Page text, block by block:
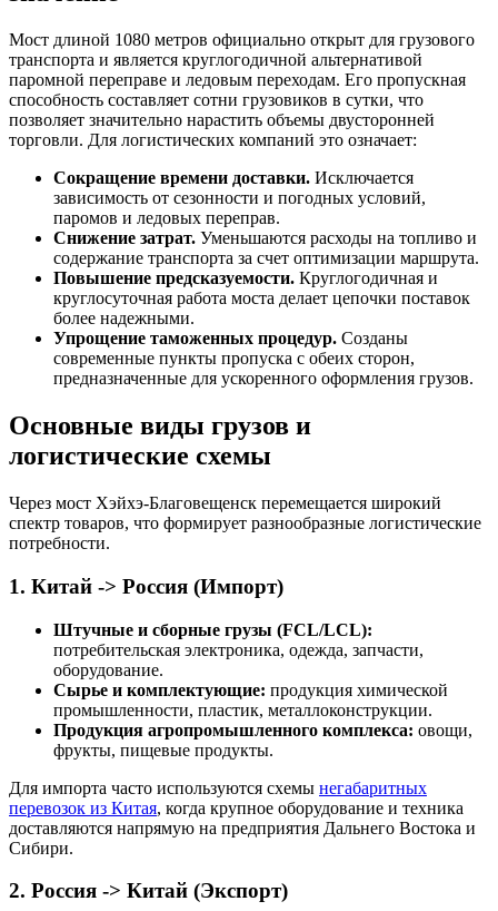
Мост длиной 1080 метров официально открыт для грузового
транспорта и является круглогодичной альтернативой
паромной переправе и ледовым переходам. Его пропускная
способность составляет сотни грузовиков в сутки, что
позволяет значительно нарастить объемы двусторонней
торговли. Для логистических компаний это означает:
Сокращение времени доставки. Исключается
зависимость от сезонности и погодных условий,
паромов и ледовых переправ.
Снижение затрат. Уменьшаются расходы на топливо и
содержание транспорта за счет оптимизации маршрута.
Повышение предсказуемости. Круглогодичная и
круглосуточная работа моста делает цепочки поставок
более надежными.
Упрощение таможенных процедур. Созданы
современные пункты пропуска с обеих сторон,
предназначенные для ускоренного оформления грузов.
Основные виды грузов и
логистические схемы
Через мост Хэйхэ-Благовещенск перемещается широкий
спектр товаров, что формирует разнообразные логистические
потребности.
1. Китай -> Россия (Импорт)
Штучные и сборные грузы (FCL/LCL):
потребительская электроника, одежда, запчасти,
оборудование.
Сырье и комплектующие: продукция химической
промышленности, пластик, металлоконструкции.
Продукция агропромышленного комплекса: овощи,
фрукты, пищевые продукты.
Для импорта часто используются схемы негабаритных
перевозок из Китая, когда крупное оборудование и техника
доставляются напрямую на предприятия Дальнего Востока и
Сибири.
2. Россия -> Китай (Экспорт)